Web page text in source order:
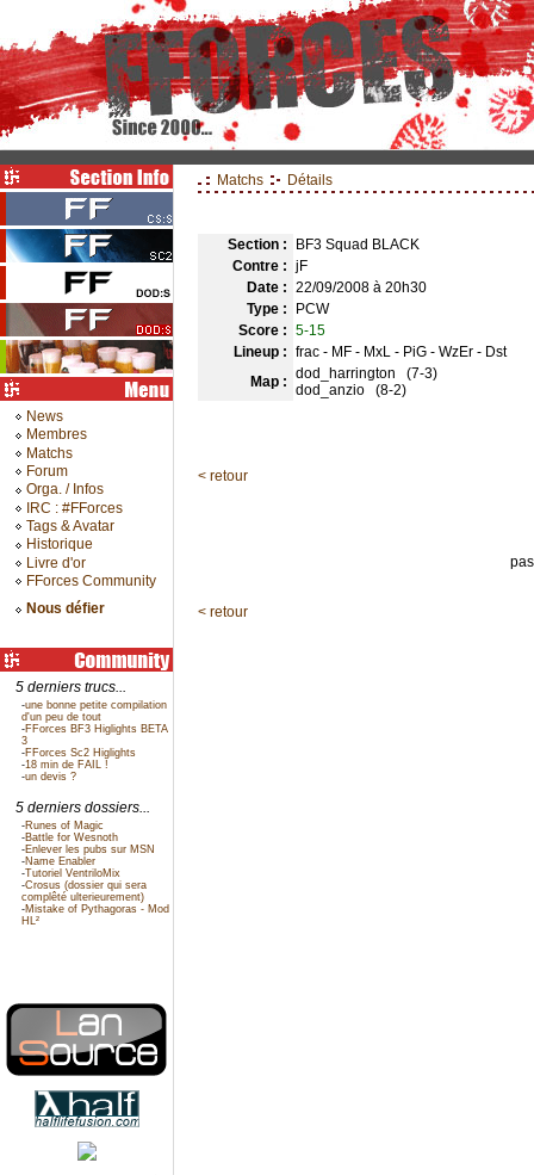
News
Membres
Matchs
Forum
Orga. / Infos
IRC : #FForces
Tags & Avatar
Historique
Livre d'or
FForces Community
Nous défier
5 derniers trucs...
-une bonne petite compilation
d'un peu de tout
-FForces BF3 Higlights BETA
3
-FForces Sc2 Higlights
-18 min de FAIL !
-un devis ?
5 derniers dossiers...
-Runes of Magic
-Battle for Wesnoth
-Enlever les pubs sur MSN
-Name Enabler
-Tutoriel VentriloMix
-Crosus (dossier qui sera
complêté ulterieurement)
-Mistake of Pythagoras - Mod
HL²
Matchs Détails
Section :
BF3 Squad BLACK
Contre : jF
Date : 22/09/2008 à 20h30
Type :
PCW
Score : 5-15
Lineup : frac - MF - MxL - PiG - WzEr - Dst
Map : dod_harrington (7-3)
dod_anzio (8-2)
< retour
< retour